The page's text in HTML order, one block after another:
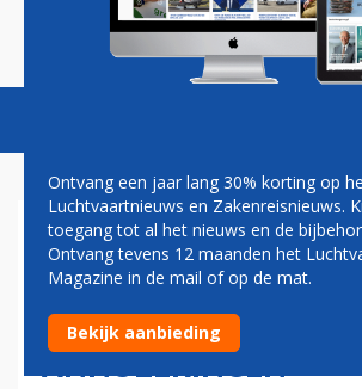
Magazine Podcasts
SURINAM AIRWAYS
VERSCHEURT
MALETH AERO NA
ANNULERINGEN
Ontvang een jaar lang 30% korting op
Luchtvaartnieuws en Zakenreisnieuws.
toegang tot al het nieuws en de
Ontvang tevens 12 maanden het
Magazine in de mail of op de mat.
Bekijk aanbieding